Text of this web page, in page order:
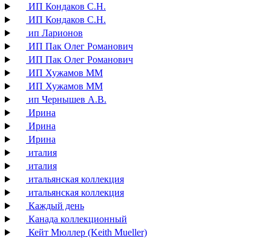
ИП Кондаков С.Н.
ИП Кондаков С.Н.
ип Ларионов
ИП Пак Олег Романович
ИП Пак Олег Романович
ИП Хужамов ММ
ИП Хужамов ММ
ип Чернышев А.В.
Ирина
Ирина
Ирина
италия
италия
итальянская коллекция
итальянская коллекция
Каждый день
Канада коллекционный
Кейт Мюллер (Keith Mueller)